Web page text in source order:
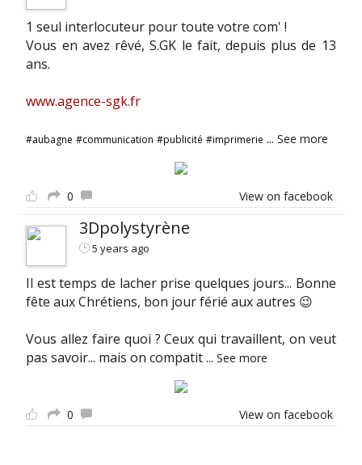
1 seul interlocuteur pour toute votre com' !
Vous en avez rêvé, S.GK le fait, depuis plus de 13
ans.
www.agence-sgk.fr
#aubagne #communication #publicité #imprimerie ...See more
0 View on facebook
3Dpolystyrène
5 years ago
Il est temps de lacher prise quelques jours... Bonne
fête aux Chrétiens, bon jour férié aux autres 😉
Vous allez faire quoi ? Ceux qui travaillent, on veut
pas savoir... mais on compatit...See more
0 View on facebook